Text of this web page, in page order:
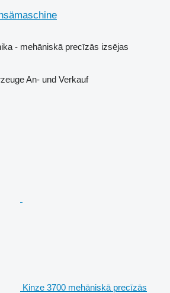
- mehāniskā precīzās izsējas
An- und Verkauf
Kinze 3700 mehāniskā precīzās